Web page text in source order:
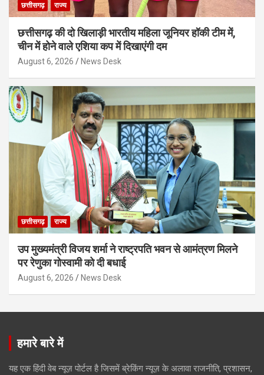
छत्तीसगढ़ राज्य
छत्तीसगढ़ की दो खिलाड़ी भारतीय महिला जूनियर हॉकी टीम में,
चीन में होने वाले एशिया कप में दिखाएंगी दम
August 6, 2026 News Desk
छत्तीसगढ़ राज्य
उप मुख्यमंत्री विजय शर्मा ने राष्ट्रपति भवन से आमंत्रण मिलने
पर रेणुका गोस्वामी को दी बधाई
August 6, 2026 News Desk
हमारे बारे में
यह एक हिंदी वेब न्यूज़ पोर्टल है जिसमें ब्रेकिंग न्यूज़ के अलावा राजनीति, प्रशासन,